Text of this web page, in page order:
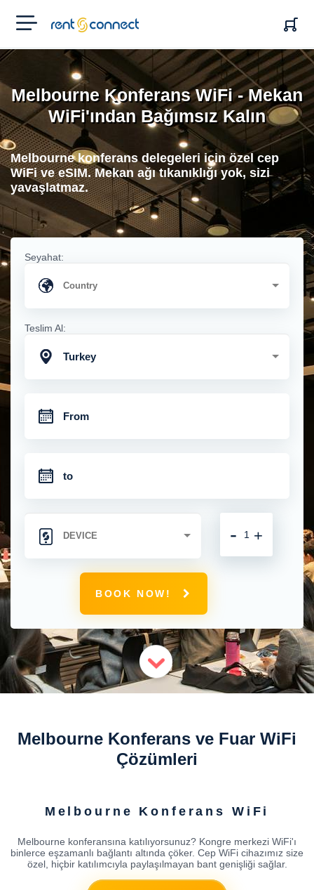
RENT'N
CONNECT
Melbourne Konferans WiFi - Mekan
WiFi'ından Bağımsız Kalın
Melbourne konferans delegeleri için özel cep
WiFi ve eSIM. Mekan ağı tıkanıklığı yok, sizi
yavaşlatmaz.
Seyahat:
Teslim Al:
Turkey
+
-
BOOK NOW!
Melbourne Konferans ve Fuar WiFi
Çözümleri
Melbourne Konferans WiFi
Melbourne konferansına katılıyorsunuz? Kongre merkezi WiFi'ı
binlerce eşzamanlı bağlantı altında çöker. Cep WiFi cihazımız size
özel, hiçbir katılımcıyla paylaşılmayan bant genişliği sağlar.